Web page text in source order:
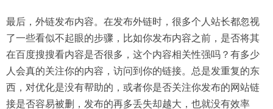
最后，外链发布内容。在发布外链时，很多个人站长都忽视
了一些看似不起眼的步骤，比如你发布内容之前，是否将其
在百度搜搜看内容是否很多，这个内容相关性强吗？有多少
人会真的关注你的内容，访问到你的链接。总是发重复的东
西，对优化是没有帮助的，或者你是否关注你发布的网站链
接是否容易被删，发布的再多丢失却越大，也就没有效率